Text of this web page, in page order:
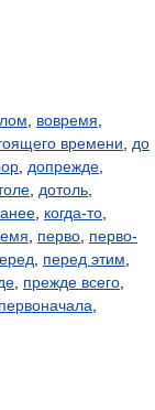
вовремя
времени
до
допрежде
дотоль
когда-то
перво перво-
перед этим
прежде всего